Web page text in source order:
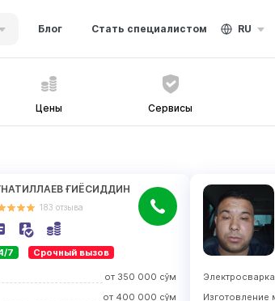
Блог Стать специалистом RU
Цены Сервисы
ҒИЁСИДДИН
183отзыва
7 Срочный вызов
от 350 000 сўм
от 400 000 сўм
Электросварка